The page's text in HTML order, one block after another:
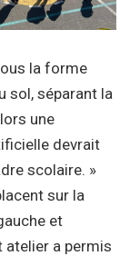
la forme
sol, séparant la
une
devrait
scolaire. »
sur la
et
atelier a permis